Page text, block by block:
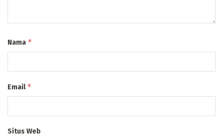
Nama *
Email*
Situs Web